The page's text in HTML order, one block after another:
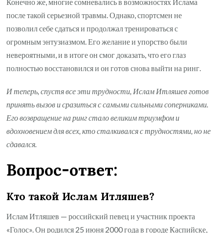
после такой серьезной травмы. Однако, спортсмен не
позволил себе сдаться и продолжал тренироваться с
огромным энтузиазмом. Его желание и упорство были
невероятными, и в итоге он смог доказать, что его глаз
полностью восстановился и он готов снова выйти на ринг.
И теперь, спустя все эти трудности, Ислам Итляшев готов
принять вызов и сразиться с самыми сильными соперниками.
Его возвращение на ринг стало великим триумфом и
вдохновением для всех, кто сталкивался с трудностями, но не
сдавался.
Вопрос-ответ:
Кто такой Ислам Итляшев?
Ислам Итляшев — российский певец и участник проекта
«Голос». Он родился 25 июня 2000 года в городе Каспийске,